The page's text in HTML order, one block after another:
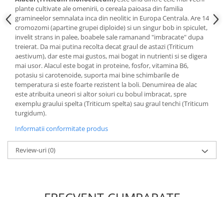
plante cultivate ale omenirii, o cereala paioasa din familia
gramineelor semnalata inca din neolitic in Europa Centrala. Are 14
cromozomi (apartine grupei diploide) si un singur bob in spiculet,
invelit strans in palee, boabele sale ramanand "imbracate" dupa
treierat. Da mai putina recolta decat graul de astazi (Triticum
aestivum), dar este mai gustos, mai bogat in nutrienti si se digera
mai usor. Alacul este bogat in proteine, fosfor, vitamina B6,
potasiu si carotenoide, suporta mai bine schimbarile de
temperatura si este foarte rezistent la boli. Denumirea de alac
este atribuita uneori si altor soiuri cu bobul imbracat, spre
exemplu graului spelta (Triticum spelta) sau graul tenchi (Triticum
turgidum).
Informatii conformitate produs
Review-uri(0)